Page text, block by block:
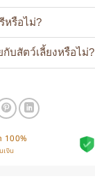
หรือไม่?
บสัตว์เลี้ยงหรือไม่?
100%
เงิน